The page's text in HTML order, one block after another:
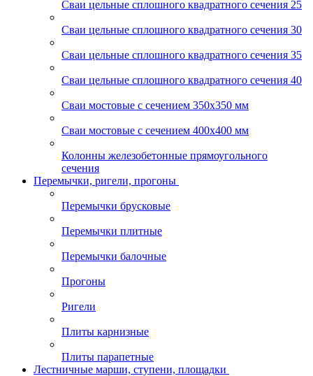
Сваи цельные сплошного квадратного сечения 25
Сваи цельные сплошного квадратного сечения 30
Сваи цельные сплошного квадратного сечения 35
Сваи цельные сплошного квадратного сечения 40
Сваи мостовые с сечением 350х350 мм
Сваи мостовые с сечением 400х400 мм
Колонны железобетонные прямоугольного
сечения
Перемычки, ригели, прогоны
Перемычки брусковые
Перемычки плитные
Перемычки балочные
Прогоны
Ригели
Плиты карнизные
Плиты парапетные
Лестничные марши, ступени, площадки